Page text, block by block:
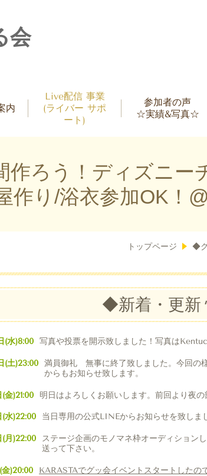
会
内
Live配信 事業
(ライバー サポ
ート)
参加者の声
☆実績&写真☆
作ろう！ディズニ
作り/浴衣参加OK！
トップページ ◆
◆新着・更
(水)8:00 写真や投票を開示致しました！写真は
(土)23:00 満員御礼 無事に終了致しました。今回の
からもお知らせ致します。
(金)21:00 明日はよろしくお願いします。前回より夜
(水)22:00 当日専用の公式LINEからお知らせを致しま
(月)22:00
ステージ企画のモノマネ枠オーディション
送って下さい。
金)20:00 KARASTAでグッ会イベントスタートしたの